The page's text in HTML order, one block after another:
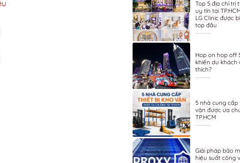
Top 5 địa chỉ trị
uy tín tại
LG Clinic được
top đầu
Hop on hop off
khiến du
thích?
5 nhà cung cấp
vận được ưa
TP.HCM
Giải pháp bảo
hiệu suất công